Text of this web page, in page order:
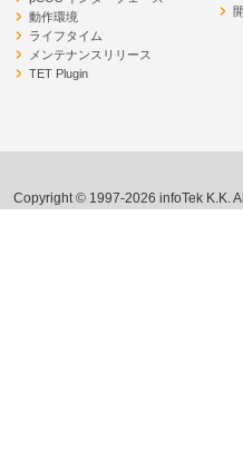
動作環境
ライフタイム
メンテナンスリリース
TET Plugin
Copyright © 1997-2026 infoTek K.K.